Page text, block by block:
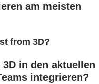
am meisten
from 3D?
in den aktuellen
integrieren?